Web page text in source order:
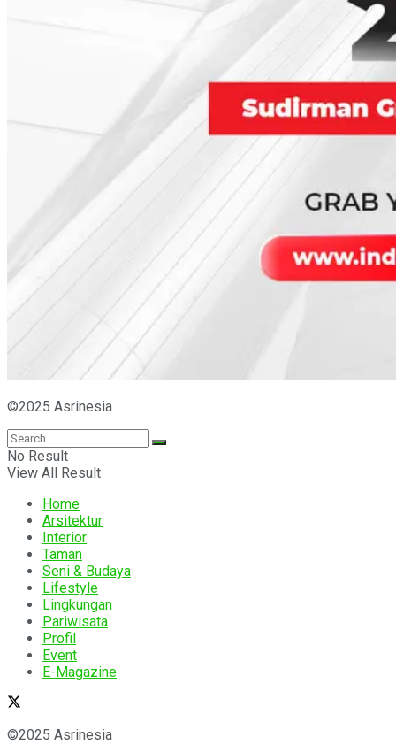
©2025 Asrinesia
No Result
View All Result
Home
Arsitektur
Interior
Taman
Seni & Budaya
Lifestyle
Lingkungan
Pariwisata
Profil
Event
E-Magazine
©2025 Asrinesia